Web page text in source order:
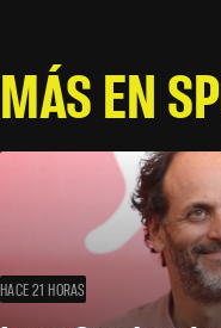
MÁS EN
HACE 21 HORAS